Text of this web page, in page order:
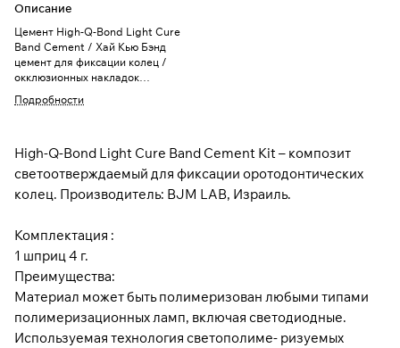
Описание
Цемент High-Q-Bond Light Cure
Band Cement / Хай Кью Бэнд
цемент для фиксации колец /
окклюзионных накладок
светоотверждаемый, голубой,
4г.BJM LAB
Подробности
High-Q-Bond Light Cure Band Cement Kit – композит
светоотверждаемый для фиксации оротодонтических
колец. Производитель: BJM LAB, Израиль.
Комплектация :
1 шприц 4 г.
Преимущества:
Материал может быть полимеризован любыми типами
полимеризационных ламп, включая светодиодные.
Используемая технология светополиме- ризуемых